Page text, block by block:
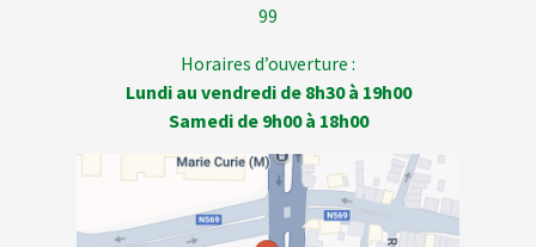
99
Horaires d’ouverture :
Lundi au vendredi de 8h30 à 19h00
Samedi de 9h00 à 18h00